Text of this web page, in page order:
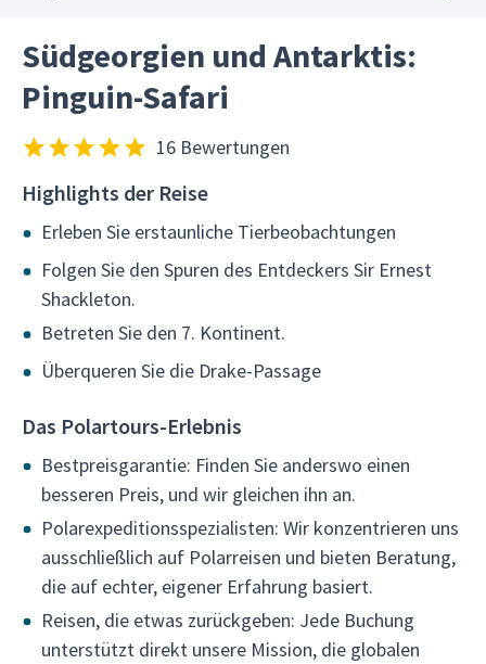
Südgeorgien und Antarktis:
Pinguin-Safari
16 Bewertungen
Highlights der Reise
Erleben Sie erstaunliche Tierbeobachtungen
Folgen Sie den Spuren des Entdeckers Sir Ernest
Shackleton.
Betreten Sie den 7. Kontinent.
Überqueren Sie die Drake-Passage
Das Polartours-Erlebnis
Bestpreisgarantie: Finden Sie anderswo einen
besseren Preis, und wir gleichen ihn an.
Polarexpeditionsspezialisten: Wir konzentrieren uns
ausschließlich auf Polarreisen und bieten Beratung,
die auf echter, eigener Erfahrung basiert.
Reisen, die etwas zurückgeben: Jede Buchung
unterstützt direkt unsere Mission, die globalen